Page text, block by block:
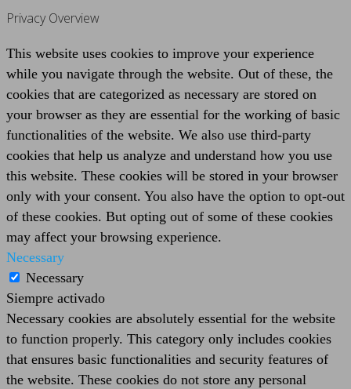
Privacy Overview
This website uses cookies to improve your experience
while you navigate through the website. Out of these, the
cookies that are categorized as necessary are stored on
your browser as they are essential for the working of basic
functionalities of the website. We also use third-party
cookies that help us analyze and understand how you use
this website. These cookies will be stored in your browser
only with your consent. You also have the option to opt-out
of these cookies. But opting out of some of these cookies
may affect your browsing experience.
Necessary
Necessary
Siempre activado
Necessary cookies are absolutely essential for the website
to function properly. This category only includes cookies
that ensures basic functionalities and security features of
the website. These cookies do not store any personal